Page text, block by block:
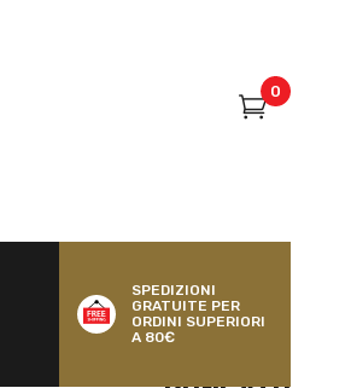
0
SPEDIZIONI
GRATUITE PER
ORDINI SUPERIORI
A 80€